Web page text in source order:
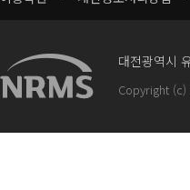
대전광역시
Copyright (c)